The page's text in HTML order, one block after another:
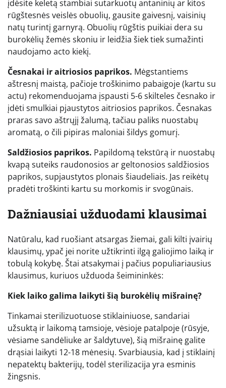
įdėsite keletą stambiai sutarkuotų antaninių ar kitos
rūgštesnės veislės obuolių, gausite gaivesnį, vaisinių
natų turintį garnyrą. Obuolių rūgštis puikiai dera su
burokėlių žemės skoniu ir leidžia šiek tiek sumažinti
naudojamo acto kiekį.
Česnakai ir aitriosios paprikos. Mėgstantiems
aštresnį maistą, pačioje troškinimo pabaigoje (kartu su
actu) rekomenduojama įspausti 5-6 skilteles česnako ir
įdėti smulkiai pjaustytos aitriosios paprikos. Česnakas
praras savo aštrųjį žalumą, tačiau paliks nuostabų
aromatą, o čili pipiras maloniai šildys gomurį.
Saldžiosios paprikos. Papildomą tekstūrą ir nuostabų
kvapą suteiks raudonosios ar geltonosios saldžiosios
paprikos, supjaustytos plonais šiaudeliais. Jas reikėtų
pradėti troškinti kartu su morkomis ir svogūnais.
Dažniausiai užduodami klausimai
Natūralu, kad ruošiant atsargas žiemai, gali kilti įvairių
klausimų, ypač jei norite užtikrinti ilgą galiojimo laiką ir
tobulą kokybę. Štai atsakymai į pačius populiariausius
klausimus, kuriuos užduoda šeimininkės:
Kiek laiko galima laikyti šią burokėlių mišrainę?
Tinkamai sterilizuotuose stiklainiuose, sandariai
užsuktą ir laikomą tamsioje, vėsioje patalpoje (rūsyje,
vėsiame sandėliuke ar šaldytuve), šią mišrainę galite
drąsiai laikyti 12-18 mėnesių. Svarbiausia, kad į stiklainį
nepatektų bakterijų, todėl sterilizacija yra esminis
žingsnis.